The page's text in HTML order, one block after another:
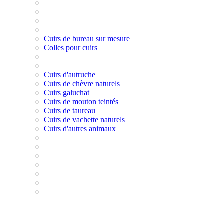
Cuirs de bureau sur mesure
Colles pour cuirs
Cuirs d'autruche
Cuirs de chèvre naturels
Cuirs galuchat
Cuirs de mouton teintés
Cuirs de taureau
Cuirs de vachette naturels
Cuirs d'autres animaux